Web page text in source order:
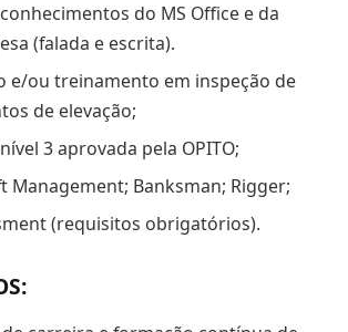
do MS Office e da
(falada e escrita).
e/ou treinamento em inspeção de
de elevação;
nível 3 aprovada pela OPITO;
Management; Banksman; Rigger;
(requisitos obrigatórios).